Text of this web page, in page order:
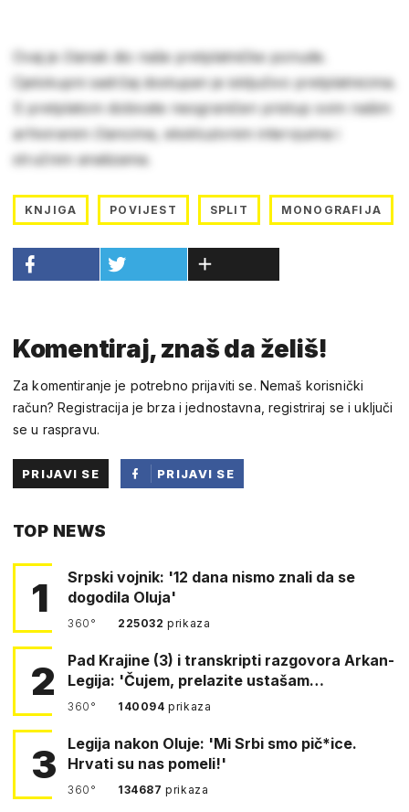
Ovaj je članak dio naše pretplatničke ponude.
Cjelokupni sadržaj dostupan je isključivo pretplatnicima.
S pretplatom dobivate neograničen pristup svim našim
arhiviranim člancima, ekskluzivnim intervjuima i
stručnim analizama.
KNJIGA POVIJEST SPLIT MONOGRAFIJA
Komentiraj, znaš da želiš!
Za komentiranje je potrebno prijaviti se. Nemaš korisnički
račun? Registracija je brza i jednostavna, registriraj se i uključi
se u raspravu.
PRIJAVI SE
PRIJAVI SE
TOP NEWS
1
Srpski vojnik: '12 dana nismo znali da se
dogodila Oluja'
360° 225032prikaza
2
Pad Krajine (3) i transkripti razgovora Arkan-
Legija: 'Čujem, prelazite ustašam…
360° 140094prikaza
3
Legija nakon Oluje: 'Mi Srbi smo pič*ice.
Hrvati su nas pomeli!'
360° 134687prikaza